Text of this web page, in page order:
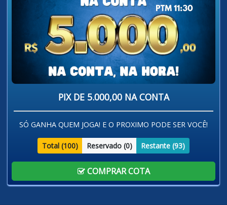
PIX DE 5.000,00 NA CONTA
SÓ GANHA QUEM JOGA! E O PROXIMO PODE SER VOCÊ!
Total (100) Reservado (0) Restante (93)
COMPRAR COTA